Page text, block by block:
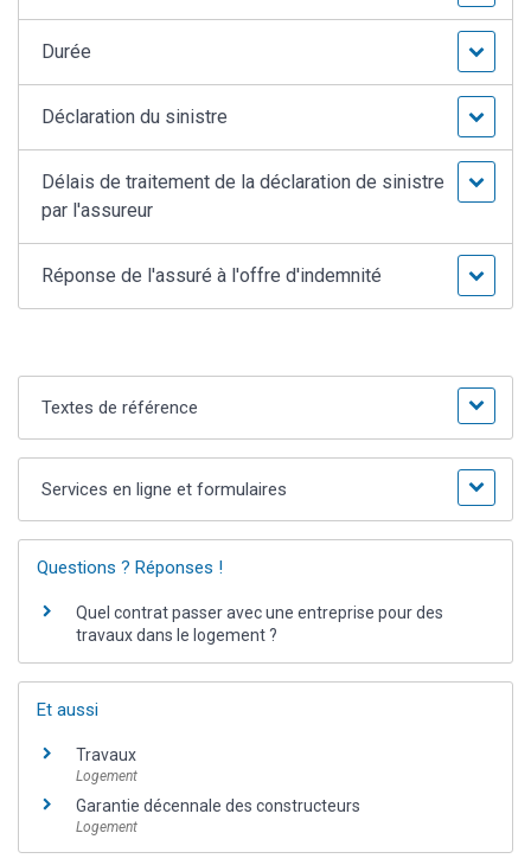
Durée
Déclaration du sinistre
Délais de traitement de la déclaration de sinistre
par l'assureur
Réponse de l'assuré à l'offre d'indemnité
Textes de référence
Services en ligne et formulaires
Questions ? Réponses !
Quel contrat passer avec une entreprise pour des
travaux dans le logement ?
Et aussi
Travaux
Logement
Garantie décennale des constructeurs
Logement